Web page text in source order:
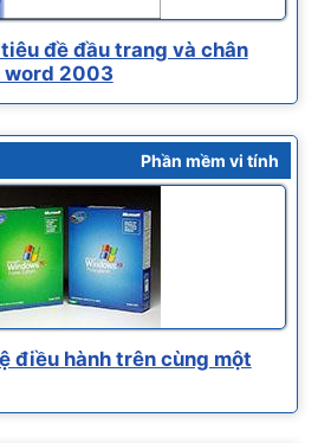
đề đầu trang và chân
word 2003
Phần mềm vi tính
điều hành trên cùng một